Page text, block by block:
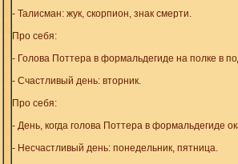
- Талисман: жук, скорпион, знак смерти.
Про себя:
- Голова Поттера в формальдегиде на полке в
- Счастливый день: вторник.
Про себя:
- День, когда голова Поттера в формальдегиде
- Несчастливый день: понедельник, пятница.